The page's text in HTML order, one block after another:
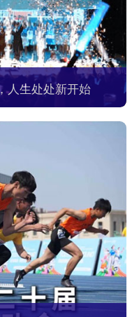
人生处处新开始